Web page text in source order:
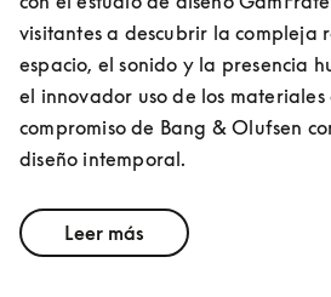
visitantes a descubrir la compleja
espacio, el sonido y la presencia
el innovador uso de los
compromiso de Bang & Olufsen
diseño intemporal.
Leer más